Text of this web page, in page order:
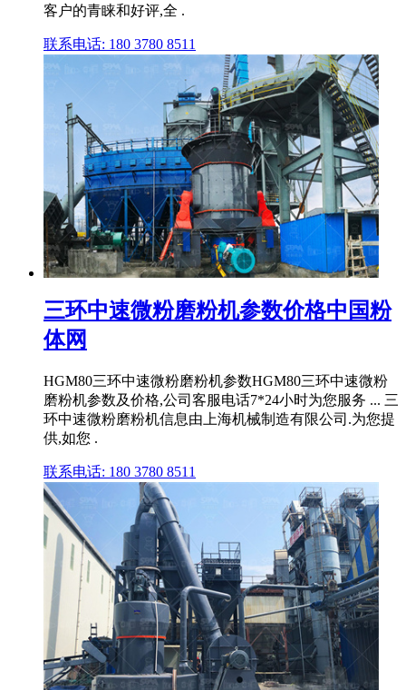
客户的青睐和好评,全 .
联系电话: 180 3780 8511
三环中速微粉磨粉机参数价格中国粉
体网
HGM80三环中速微粉磨粉机参数HGM80三环中速微粉
磨粉机参数及价格,公司客服电话7*24小时为您服务 ... 三
环中速微粉磨粉机信息由上海机械制造有限公司.为您提
供,如您 .
联系电话: 180 3780 8511